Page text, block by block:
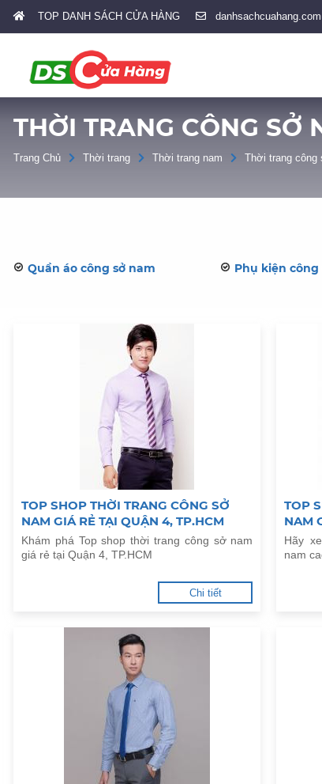
TOP DANH SÁCH CỬA HÀNG
THỜI TRANG CÔNG SỞ
Trang Chủ Thời trang Thời trang nam Thời trang công
Quần áo công sở nam Phụ kiện công
TOP SHOP THỜI TRANG CÔNG SỞ
NAM GIÁ RẺ TẠI QUẬN 4, TP.HCM
Khám phá Top shop thời trang công sở nam
giá rẻ tại Quận 4, TP.HCM
Chi tiết
TOP
NAM
Hãy
nam